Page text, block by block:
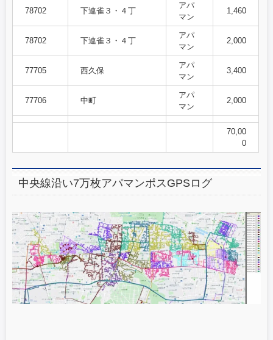
78702 下連雀３・４丁
アパ
マン
1,460
78702 下連雀３・４丁
アパ
マン
2,000
77705 西久保
アパ
マン
3,400
77706 中町
アパ
マン
2,000
70,00
0
中央線沿い7万枚アパマンポスGPSログ